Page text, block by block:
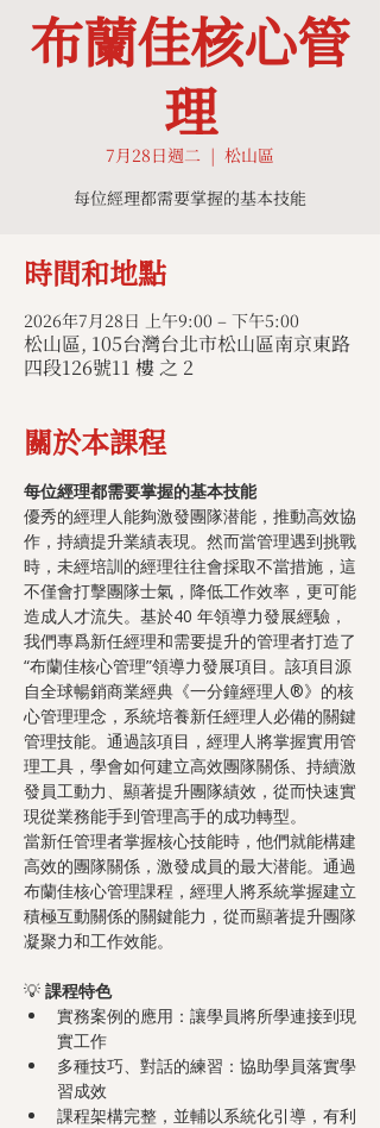
布蘭佳核心管
理
7月28日週二
  |
松山區
每位經理都需要掌握的基本技能
時間和地點
2026年7月28日 上午9:00 – 下午5:00
松山區, 105台灣台北市松山區南京東路
四段126號11 樓 之 2
關於本課程
每位經理都需要掌握的基本技能
優秀的經理人能夠激發團隊潜能，推動高效協
作，持續提升業績表現。然而當管理遇到挑戰
時，未經培訓的經理往往會採取不當措施，這
不僅會打擊團隊士氣，降低工作效率，更可能
造成人才流失。基於40 年領導力發展經驗，
我們專爲新任經理和需要提升的管理者打造了
“布蘭佳核心管理”領導力發展項目。該項目源
自全球暢銷商業經典《一分鐘經理人®》的核
心管理理念，系統培養新任經理人必備的關鍵
管理技能。通過該項目，經理人將掌握實用管
理工具，學會如何建立高效團隊關係、持續激
發員工動力、顯著提升團隊績效，從而快速實
現從業務能手到管理高手的成功轉型。
當新任管理者掌握核心技能時，他們就能構建
高效的團隊關係，激發成員的最大潜能。通過
布蘭佳核心管理課程，經理人將系統掌握建立
積極互動關係的關鍵能力，從而顯著提升團隊
凝聚力和工作效能。
💡 課程特色
實務案例的應用：讓學員將所學連接到現
實工作
多種技巧、對話的練習：協助學員落實學
習成效
課程架構完整，並輔以系統化引導，有利